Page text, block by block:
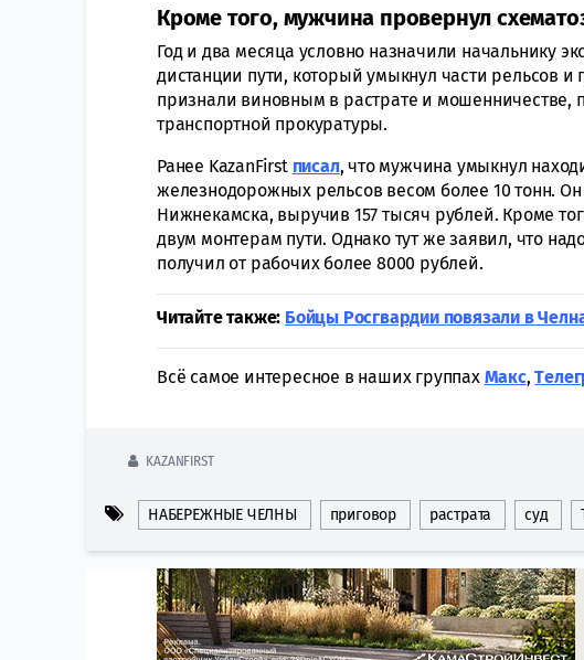
Кроме того, мужчина провернул
Год и два месяца условно назначили начальнику
дистанции пути, который умыкнул части рельсов
признали виновным в растрате и мошенничестве,
транспортной прокуратуры.
Ранее KazanFirst писал, что мужчина умыкнул
железнодорожных рельсов весом более 10 тонн.
Нижнекамска, выручив 157 тысяч рублей. Кроме
двум монтерам пути. Однако тут же заявил, что
получил от рабочих более 8000 рублей.
Читайте также: Бойцы Росгвардии повязали в
Всё самое интересное в наших группах Макс,
KAZANFIRST
НАБЕРЕЖНЫЕ ЧЕЛНЫ приговор растрата суд